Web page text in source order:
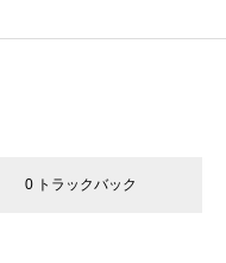
0 トラックバック